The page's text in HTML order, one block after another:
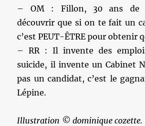
– OM : Fillon, 30 ans de
découvrir que si on te fait un
c’est PEUT-ÊTRE pour obtenir
– RR : Il invente des
suicide, il invente un Cabinet
pas un candidat, c’est le
Lépine.
Illustration © dominique cozette.